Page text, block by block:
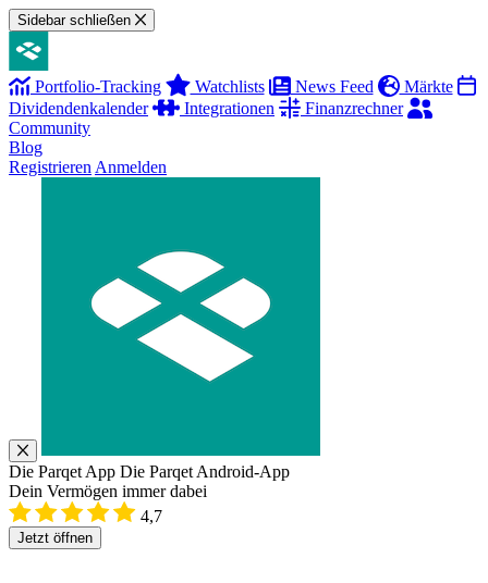
Sidebar schließen
Portfolio-Tracking Watchlists News Feed
Märkte
Dividendenkalender
Integrationen
Finanzrechner
Community
Blog
Registrieren Anmelden
Die Parqet App Die Parqet Android-App
Dein Vermögen immer dabei
4,7
Jetzt öffnen